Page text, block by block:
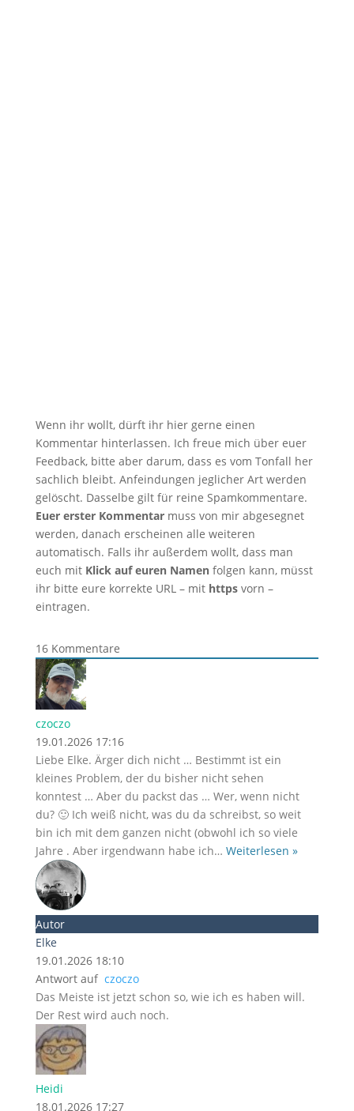
Wenn ihr wollt, dürft ihr hier gerne einen
Kommentar hinterlassen. Ich freue mich über euer
Feedback, bitte aber darum, dass es vom Tonfall her
sachlich bleibt. Anfeindungen jeglicher Art werden
gelöscht. Dasselbe gilt für reine Spamkommentare.
Euer erster Kommentarmuss von mir abgesegnet
werden, danach erscheinen alle weiteren
automatisch. Falls ihr außerdem wollt, dass man
euch mit Klick auf euren Namenfolgen kann, müsst
ihr bitte eure korrekte URL – mit httpsvorn –
eintragen.
16Kommentare
czoczo
19.01.2026 17:16
Liebe Elke. Ärger dich nicht … Bestimmt ist ein
kleines Problem, der du bisher nicht sehen
konntest … Aber du packst das … Wer, wenn nicht
du? 🙂 Ich weiß nicht, was du da schreibst, so weit
bin ich mit dem ganzen nicht (obwohl ich so viele
Jahre . Aber irgendwann habe ich… Weiterlesen »
Autor
Elke
19.01.2026 18:10
Antwort auf czoczo
Das Meiste ist jetzt schon so, wie ich es haben will.
Der Rest wird auch noch.
Heidi
18.01.2026 17:27